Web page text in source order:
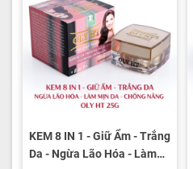
KEM 8 IN 1 - Giữ Ẩm - Trắng
Da - Ngừa Lão Hóa - Làm